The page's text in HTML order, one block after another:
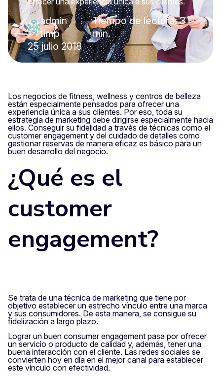
admin
timp
·
Tiempo de lectura: 3
min.
25 julio 2018
Los negocios de fitness, wellness y centros de belleza
están especialmente pensados para ofrecer una
experiencia única a sus clientes. Por eso, toda su
estrategia de marketing debe dirigirse especialmente hacia
ellos. Conseguir su fidelidad a través de técnicas como el
customer engagement y del cuidado de detalles como
gestionar reservas de manera eficaz es básico para un
buen desarrollo del negocio.
¿Qué es el
customer
engagement?
Se trata de una técnica de marketing que tiene por
objetivo establecer un estrecho vínculo entre una marca
y sus consumidores. De esta manera, se consigue su
fidelización a largo plazo.
Lograr un buen consumer engagement pasa por ofrecer
un servicio o producto de calidad y, además, tener una
buena interacción con el cliente. Las redes sociales se
convierten hoy en día en el mejor canal para establecer
este vínculo con efectividad.